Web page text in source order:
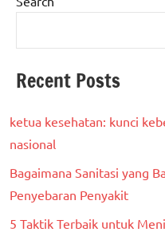
Recent Posts
ketua kesehatan: kunci
nasional
Bagaimana Sanitasi yang
Penyebaran Penyakit
5 Taktik Terbaik untuk